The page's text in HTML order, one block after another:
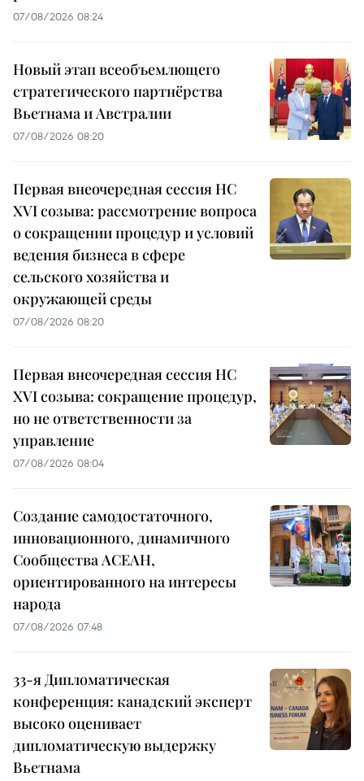
07/08/2026 08:24
Новый этап всеобъемлющего
стратегического партнёрства
Вьетнама и Австралии
07/08/2026 08:20
Первая внеочередная сессия НС
XVI созыва: рассмотрение вопроса
о сокращении процедур и условий
ведения бизнеса в сфере
сельского хозяйства и
окружающей среды
07/08/2026 08:20
Первая внеочередная сессия НС
XVI созыва: сокращение процедур,
но не ответственности за
управление
07/08/2026 08:04
Создание самодостаточного,
инновационного, динамичного
Сообщества АСЕАН,
ориентированного на интересы
народа
07/08/2026 07:48
33-я Дипломатическая
конференция: канадский эксперт
высоко оценивает
дипломатическую выдержку
Вьетнама